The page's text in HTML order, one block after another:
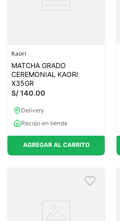
Kaori
MATCHA GRADO
CEREMONIAL KAORI
X35GR
S/140.00
Delivery
Recojo en tienda
AGREGAR AL CARRITO